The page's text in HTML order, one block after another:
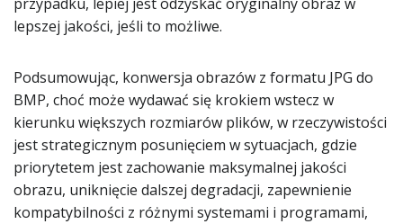
lepszej jakości, jeśli to możliwe.
Podsumowując, konwersja obrazów z formatu JPG do
BMP, choć może wydawać się krokiem wstecz w
kierunku większych rozmiarów plików, w rzeczywistości
jest strategicznym posunięciem w sytuacjach, gdzie
priorytetem jest zachowanie maksymalnej jakości
obrazu, uniknięcie dalszej degradacji, zapewnienie
kompatybilności z różnymi systemami i programami,